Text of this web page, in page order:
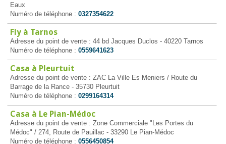
Eaux
Numéro de téléphone : 0327354622
Fly à Tarnos
Adresse du point de vente : 44 bd Jacques Duclos - 40220 Tarnos
Numéro de téléphone : 0559641623
Casa à Pleurtuit
Adresse du point de vente : ZAC La Ville Es Meniers / Route du
Barrage de la Rance - 35730 Pleurtuit
Numéro de téléphone : 0299164314
Casa à Le Pian-Médoc
Adresse du point de vente : Zone Commerciale "Les Portes du
Médoc" / 274, Route de Pauillac - 33290 Le Pian-Médoc
Numéro de téléphone : 0556450854